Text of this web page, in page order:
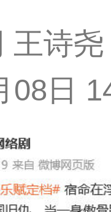
王诗尧
08日